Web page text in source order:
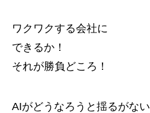
ワクワクする会社に
できるか！
それが勝負どころ！
AIがどうなろうと揺るがない